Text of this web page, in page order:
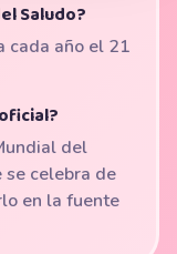
Saludo?
cada año el 21
del
se celebra de
en la fuente